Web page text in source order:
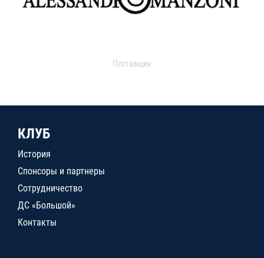
Поставщик
КЛУБ
История
Спонсоры и партнеры
Сотрудничество
ДС «Большой»
Контакты